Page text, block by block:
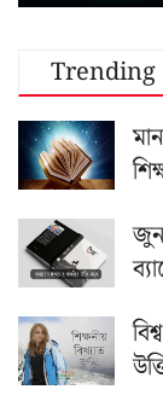
Trending